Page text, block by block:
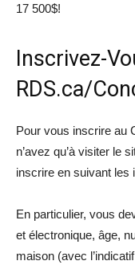
17 500$!
Inscrivez-
RDS.ca/
Pour vous inscrire au
n’avez qu’à visiter le
inscrire en suivant les
En particulier, vous
et électronique, âge,
maison (avec